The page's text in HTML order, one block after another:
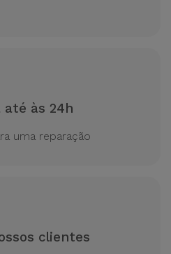
até às 24h
uma reparação
clientes